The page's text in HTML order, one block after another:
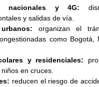
nacionales y 4G:
y salidas de vía.
organizan el
como Bogotá,
y residenciales:
en cruces.
reducen el riesgo de